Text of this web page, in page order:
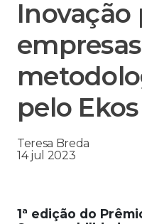
Inovação
pelo
Teresa Breda
14 jul 2023
1ª edição do